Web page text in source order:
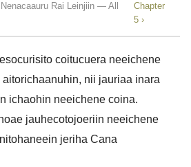
Rai Leinjiin — All
Chapter
5 ›
coitucuera neeichene
nii jauriaa inara
ichaohin neeichene coina.
jauhecotojoeriin neeichene
jeriha Cana